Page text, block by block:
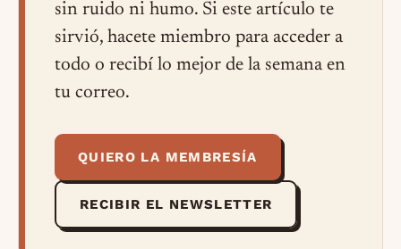
sin ruido ni humo. Si este artículo te
sirvió, hacete miembro para acceder a
todo o recibí lo mejor de la semana en
tu correo.
QUIERO LA MEMBRESÍA
RECIBIR EL NEWSLETTER